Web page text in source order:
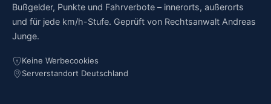
Bußgelder, Punkte und Fahrverbote – innerorts, außerorts
und für jede km/h-Stufe. Geprüft von Rechtsanwalt Andreas
Junge.
Keine Werbecookies
Serverstandort Deutschland